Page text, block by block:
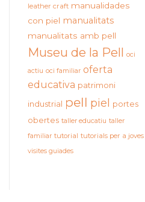
leather craft manualidades
con piel manualitats
manualitats amb pell
Museu de la Pell oci
actiu oci familiar oferta
educativa patrimoni
industrial pell piel
portes
obertes taller educatiu taller
familiar tutorial tutorials per a joves
visites guiades